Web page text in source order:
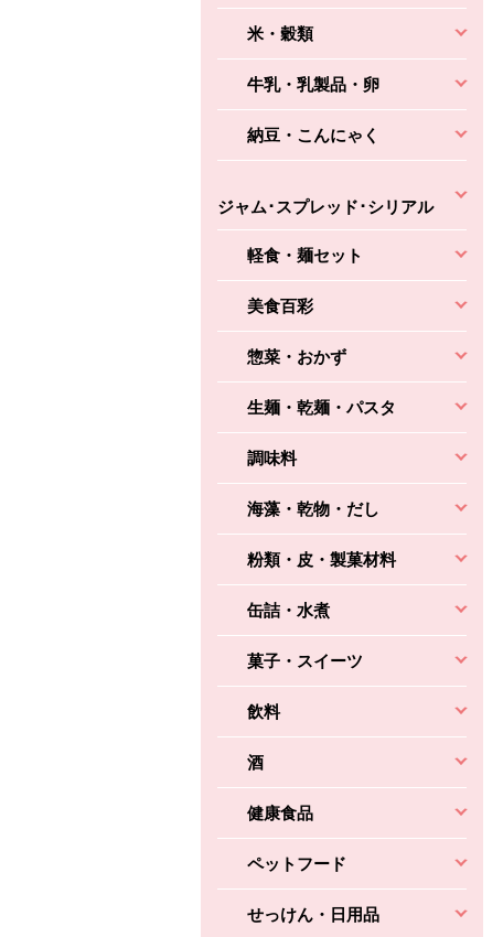
米・穀類
牛乳・乳製品・卵
納豆・こんにゃく
ジャム･スプレッド･シリアル
軽食・麺セット
美食百彩
惣菜・おかず
生麺・乾麺・パスタ
調味料
海藻・乾物・だし
粉類・皮・製菓材料
缶詰・水煮
菓子・スイーツ
飲料
酒
健康食品
ペットフード
せっけん・日用品
えびの風味がぶわっ！
(税込356円)
かごへ
コク深くフルーティー
本体2,160円
かごへ